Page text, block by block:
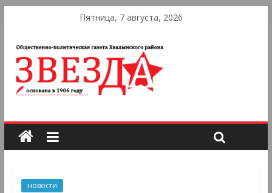
Пятница, 7 августа, 2026
новости